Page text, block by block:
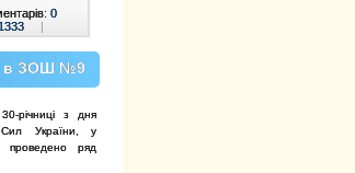
0
1333 |
в ЗОШ №9
річниці з дня
України, у
проведено ряд